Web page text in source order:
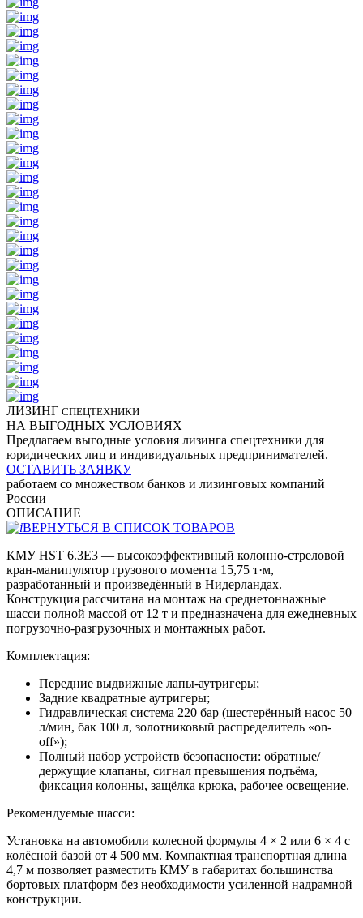
ЛИЗИНГ СПЕЦТЕХНИКИ
НА ВЫГОДНЫХ УСЛОВИЯХ
Предлагаем выгодные условия лизинга спецтехники для
юридических лиц и индивидуальных предпринимателей.
ОСТАВИТЬ ЗАЯВКУ
работаем со множеством банков и лизинговых компаний
России
ОПИСАНИЕ
ВЕРНУТЬСЯ В СПИСОК ТОВАРОВ
КМУ HST 6.3E3 — высокоэффективный колонно-стреловой
кран-манипулятор грузового момента 15,75 т·м,
разработанный и произведённый в Нидерландах.
Конструкция рассчитана на монтаж на среднетоннажные
шасси полной массой от 12 т и предназначена для ежедневных
погрузочно-разгрузочных и монтажных работ.
Комплектация:
Передние выдвижные лапы-аутригеры;
Задние квадратные аутригеры;
Гидравлическая система 220 бар (шестерённый насос 50
л/мин, бак 100 л, золотниковый распределитель «on-
off»);
Полный набор устройств безопасности: обратные/
держущие клапаны, сигнал превышения подъёма,
фиксация колонны, защёлка крюка, рабочее освещение.
Рекомендуемые шасси:
Установка на автомобили колесной формулы 4 × 2 или 6 × 4 с
колёсной базой от 4 500 мм. Компактная транспортная длина
4,7 м позволяет разместить КМУ в габаритах большинства
бортовых платформ без необходимости усиленной надрамной
конструкции.